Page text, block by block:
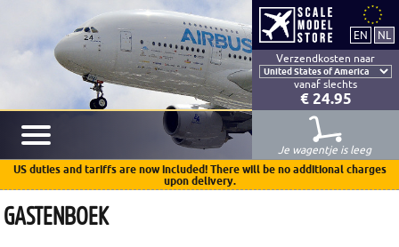
Verzendkosten naar
vanaf slechts
€ 24.95
Je wagentje is leeg
US duties and tariffs are now included! There will be no additional charges
upon delivery.
GASTENBOEK